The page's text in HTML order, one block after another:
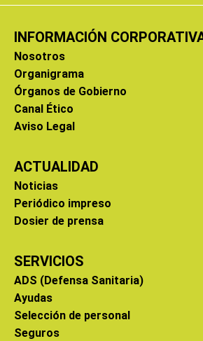
INFORMACIÓN
Nosotros
Organigrama
Órganos de Gobierno
Canal Ético
Aviso Legal
ACTUALIDAD
Noticias
Periódico impreso
Dosier de prensa
SERVICIOS
ADS (Defensa Sanitaria)
Ayudas
Selección de personal
Seguros